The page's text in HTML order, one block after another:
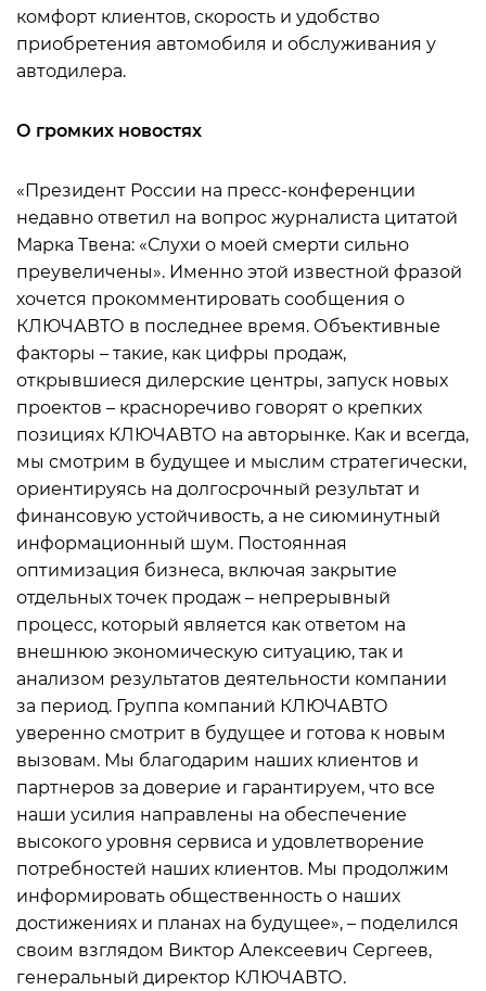
комфорт клиентов, скорость и удобство
приобретения автомобиля и обслуживания у
автодилера.
О громких новостях
«Президент России на пресс-конференции
недавно ответил на вопрос журналиста цитатой
Марка Твена: «Слухи о моей смерти сильно
преувеличены». Именно этой известной фразой
хочется прокомментировать сообщения о
КЛЮЧАВТО в последнее время. Объективные
факторы – такие, как цифры продаж,
открывшиеся дилерские центры, запуск новых
проектов – красноречиво говорят о крепких
позициях КЛЮЧАВТО на авторынке. Как и всегда,
мы смотрим в будущее и мыслим стратегически,
ориентируясь на долгосрочный результат и
финансовую устойчивость, а не сиюминутный
информационный шум. Постоянная
оптимизация бизнеса, включая закрытие
отдельных точек продаж – непрерывный
процесс, который является как ответом на
внешнюю экономическую ситуацию, так и
анализом результатов деятельности компании
за период. Группа компаний КЛЮЧАВТО
уверенно смотрит в будущее и готова к новым
вызовам. Мы благодарим наших клиентов и
партнеров за доверие и гарантируем, что все
наши усилия направлены на обеспечение
высокого уровня сервиса и удовлетворение
потребностей наших клиентов. Мы продолжим
информировать общественность о наших
достижениях и планах на будущее», – поделился
своим взглядом Виктор Алексеевич Сергеев,
генеральный директор КЛЮЧАВТО.